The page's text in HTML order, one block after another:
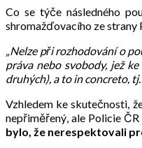
Co se týče následného
shromažďovacího ze strany
„Nelze při rozhodování o
práva nebo svobody, jež
druhých), a to in concreto,
Vzhledem ke skutečnosti,
nepřiměřený, ale Policie
bylo, že nerespektovali